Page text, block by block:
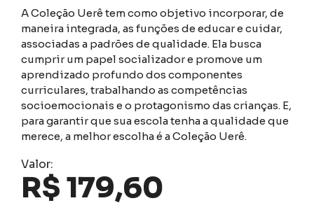
A Coleção Uerê tem como objetivo incorporar, de
maneira integrada, as funções de educar e cuidar,
associadas a padrões de qualidade. Ela busca
cumprir um papel socializador e promove um
aprendizado profundo dos componentes
curriculares, trabalhando as competências
socioemocionais e o protagonismo das crianças. E,
para garantir que sua escola tenha a qualidade que
merece, a melhor escolha é a Coleção Uerê.
Valor:
R$ 179,60